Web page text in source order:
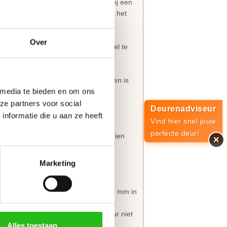
Over
te bieden en om ons
partners voor social
die u aan ze heeft
Marketing
leverbaar. Bij een
maakt CanDo direct het
scharnieren
eenvoudig en snel te
armgeschaafd. Armschaven is
makkelijker in het kozijn sluit. De
in, dit zul je dus indien
de bovendorpel en onderdorpel 5 mm in
onderzijde 5 mm in te korten. De
Maatwerk is voor deze deur niet
Deurenadviseur
Vind hier snel jouw
perfecte deur!
×